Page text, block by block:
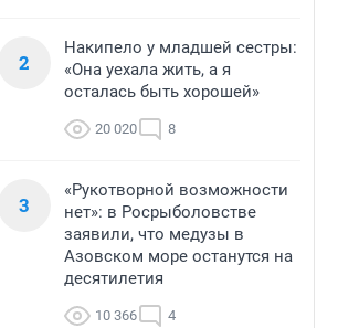
2
Накипело у младшей сестры:
«Она уехала жить, а я
осталась быть хорошей»
20 020 8
3
«Рукотворной возможности
нет»: в Росрыболовстве
заявили, что медузы в
Азовском море останутся на
десятилетия
10 366 4